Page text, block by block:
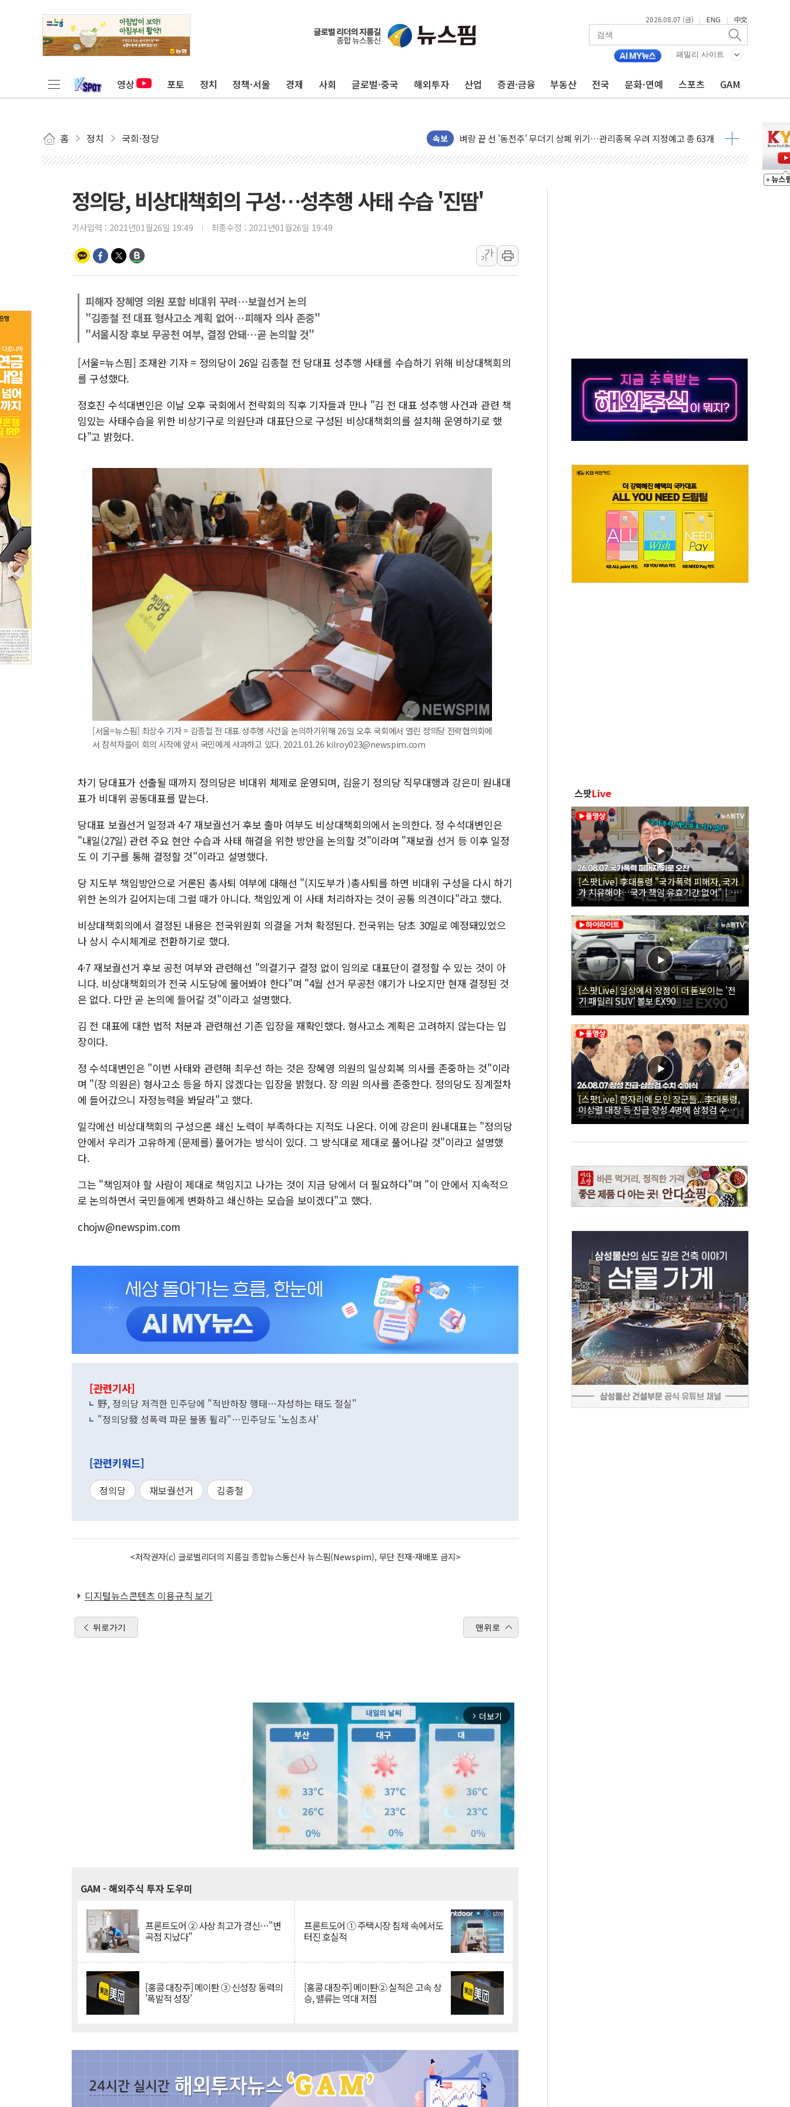
2026.08.07 (금) | ENG | 中文
패밀리 사이트
영상 포토 정치 정책·서울 경제 사회 글로벌·중국 해외투자 산업 증권·금융 부동산 전국 문화·연예 스포츠 GAM
홈 정치 국회·정당 속보
'변기 수리' 집주인에게 흉기 휘두른 30대 세입자…경찰, 현행범 체포
워트, 상반기 영업이익 30억원
NH농협생명, 농작업 중 온열질환 보장…폭염기 신속 보상 강화
아바코, 2분기 매출 120억원
보로노이, 폐암 치료제 'VRN11' 캐나다 IND 신청
푸본현대생명, 육군 3군단과 군 장병 금융교육·전역 지원 협약
교보생명, '교보K-맞춤건강보험' 6개월 배타적사용권 획득
서울 재건축·재개발 정상화시 5년 내 9만가구 순증...이주 대란도 제한적
KDB생명 본입찰 3파전…한화·흥국·한투 참여
반도체공학회 "R&D직 주 52시간제 개선해야…기술격차 확대 막아야"
카카오, 2026년 임금협약 타결…연봉 6.3% 인상
[르포] 육군, 2031년까지 3개 보급단 '1등급 스마트 물류센터' 전환
정의당, 비상대책회의 구성…성추행 사태 수습 '진땀'
기사입력 : 2021년01월26일 19:49 최종수정 : 2021년01월26일 19:49
가
가
피해자 장혜영 의원 포함 비대위 꾸려…보궐선거 논의
"김종철 전 대표 형사고소 계획 없어…피해자 의사 존중"
"서울시장 후보 무공천 여부, 결정 안돼…곧 논의할 것"
[서울=뉴스핌] 조재완 기자 = 정의당이 26일 김종철 전 당대표 성추행 사태를 수습하기 위해 비상대책회의
를 구성했다.
정호진 수석대변인은 이날 오후 국회에서 전략회의 직후 기자들과 만나 "김 전 대표 성추행 사건과 관련 책
임있는 사태수습을 위한 비상기구로 의원단과 대표단으로 구성된 비상대책회의를 설치해 운영하기로 했
다"고 밝혔다.
[서울=뉴스핌] 최상수 기자 = 김종철 전 대표 성추행 사건을 논의하기위해 26일 오후 국회에서 열린 정의당 전략협의회에
서 참석자들이 회의 시작에 앞서 국민에게 사과하고 있다. 2021.01.26 kilroy023@newspim.com
차기 당대표가 선출될 때까지 정의당은 비대위 체제로 운영되며, 김윤기 정의당 직무대행과 강은미 원내대
표가 비대위 공동대표를 맡는다.
당대표 보궐선거 일정과 4·7 재보궐선거 후보 출마 여부도 비상대책회의에서 논의한다. 정 수석대변인은
"내일(27일) 관련 주요 현안 수습과 사태 해결을 위한 방안을 논의할 것"이라며 "재보궐 선거 등 이후 일정
도 이 기구를 통해 결정할 것"이라고 설명했다.
당 지도부 책임방안으로 거론된 총사퇴 여부에 대해선 "(지도부가 )총사퇴를 하면 비대위 구성을 다시 하기
위한 논의가 길어지는데 그럴 때가 아니다. 책임있게 이 사태 처리하자는 것이 공통 의견이다"라고 했다.
비상대책회의에서 결정된 내용은 전국위원회 의결을 거쳐 확정된다. 전국위는 당초 30일로 예정돼있었으
나 상시 수시체계로 전환하기로 했다.
4·7 재보궐선거 후보 공천 여부와 관련해선 "의결기구 결정 없이 임의로 대표단이 결정할 수 있는 것이 아
니다. 비상대책회의가 전국 시도당에 물어봐야 한다"며 "4월 선거 무공천 얘기가 나오지만 현재 결정된 것
은 없다. 다만 곧 논의에 들어갈 것"이라고 설명했다.
김 전 대표에 대한 법적 처분과 관련해선 기존 입장을 재확인했다. 형사고소 계획은 고려하지 않는다는 입
장이다.
정 수석대변인은 "이번 사태와 관련해 최우선 하는 것은 장혜영 의원의 일상회복 의사를 존중하는 것"이라
며 "(장 의원은) 형사고소 등을 하지 않겠다는 입장을 밝혔다. 장 의원 의사를 존중한다. 정의당도 징계절차
에 들어갔으니 자정능력을 봐달라"고 했다.
일각에선 비상대책회의 구성으론 쇄신 노력이 부족하다는 지적도 나온다. 이에 강은미 원내대표는 "정의당
안에서 우리가 고유하게 (문제를) 풀어가는 방식이 있다. 그 방식대로 제대로 풀어나갈 것"이라고 설명했
다.
그는 "책임져야 할 사람이 제대로 책임지고 나가는 것이 지금 당에서 더 필요하다"며 "이 안에서 지속적으
로 논의하면서 국민들에게 변화하고 쇄신하는 모습을 보이겠다"고 했다.
chojw@newspim.com
[관련기사]
野, 정의당 저격한 민주당에 "적반하장 행태…자성하는 태도 절실"
"정의당發 성폭력 파문 불똥 튈라"…민주당도 '노심초사'
[관련키워드]
정의당 재보궐선거 김종철
<저작권자(c) 글로벌리더의 지름길 종합뉴스통신사 뉴스핌(Newspim), 무단 전재-재배포 금지>
디지털뉴스콘텐츠 이용규칙 보기
뒤로가기 맨위로
arrow_forward_ios 더보기
GAM - 해외주식 투자 도우미
프론트도어 ② 사상 최고가 경신…"변
곡점 지났다"
프론트도어 ① 주택시장 침체 속에서도
터진 호실적
[홍콩 대장주] 메이퇀 ③ 신성장 동력의
'폭발적 성장'
[홍콩 대장주] 메이퇀② 실적은 고속 상
승, 밸류는 역대 저점
스팟Live
[스팟Live] 李대통령 "국가폭력 피해자, 국가
가 치유해야…국가 책임 유효기간 없어"｜
26.08.07 국가폭력 피해자 위로 오찬
[스팟Live] 일상에서 장점이 더 돋보이는 '전
기 패밀리 SUV' 볼보 EX90
[스팟Live] 한자리에 모인 장군들...李대통령,
이상렬 대장 등 진급 장성 4명에 삼정검 수치
직접 수여｜26.08.07 장성 진급·삼정검 수치